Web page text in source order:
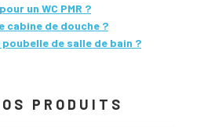
un WC PMR ?
cabine de douche ?
de salle de bain ?
PRODUITS